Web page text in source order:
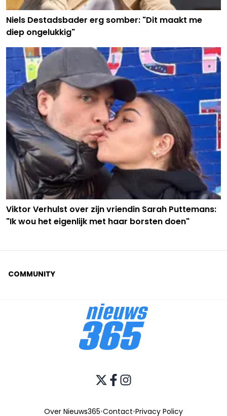
Niels Destadsbader erg somber: "Dit maakt me
diep ongelukkig"
Viktor Verhulst over zijn vriendin Sarah Puttemans:
"Ik wou het eigenlijk met haar borsten doen"
COMMUNITY
Over Nieuws365•Contact•Privacy Policy